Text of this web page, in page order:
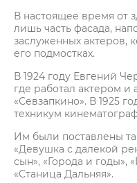
В настоящее время от
лишь часть фасада,
заслуженных актеров,
его подмостках.
В 1924 году Евгений
где работал актером и
«Севзапкино». В 1925
техникум
Им были поставлены
«Девушка с далекой
сын», «Города и годы»,
«Станица Дальняя».